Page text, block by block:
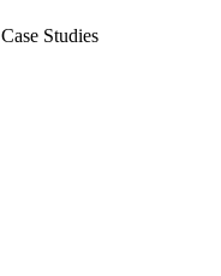
Case Studies